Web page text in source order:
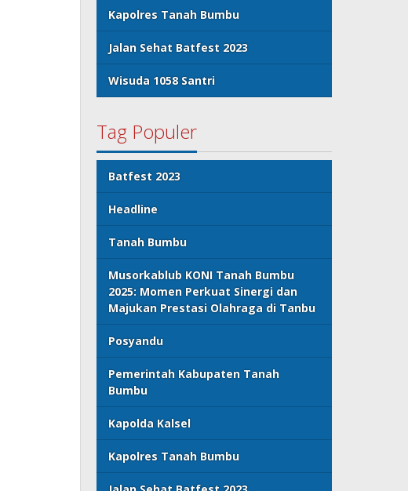
Kapolres Tanah Bumbu
Jalan Sehat Batfest 2023
Wisuda 1058 Santri
Tag Populer
Batfest 2023
Headline
Tanah Bumbu
Musorkablub KONI Tanah Bumbu
2025: Momen Perkuat Sinergi dan
Majukan Prestasi Olahraga di Tanbu
Posyandu
Pemerintah Kabupaten Tanah
Bumbu
Kapolda Kalsel
Kapolres Tanah Bumbu